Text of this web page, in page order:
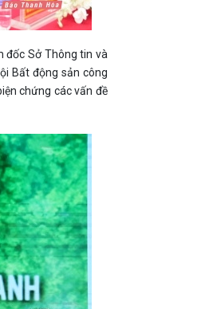
đốc Sở Thông tin và
Bất động sản công
chứng các vấn đề